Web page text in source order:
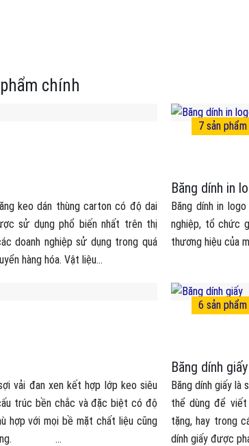
chính
keo dán thùng carton có độ dai
sử dụng phổ biến nhất trên thị
doanh nghiệp sử dụng trong quá
hàng hóa. Vật liệu...
Băng dính in
7sản phẩm
Băng dính in
nghiệp, tổ chức
thương hiệu của
vải đan xen kết hợp lớp keo siêu
trúc bền chắc và đặc biệt có độ
hợp với mọi bề mặt chất liệu cũng
dụng. ...
Băng dính giấy
6 sản phẩm
Băng dính giấy
thể dùng để viết
tặng, hay trong
dính giấy được